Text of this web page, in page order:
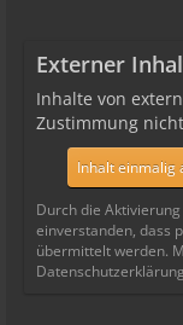
Externer
Inhalte von
Zustimmung
Inhalt einmalig
Durch die
einverstanden, dass
übermittelt werden.